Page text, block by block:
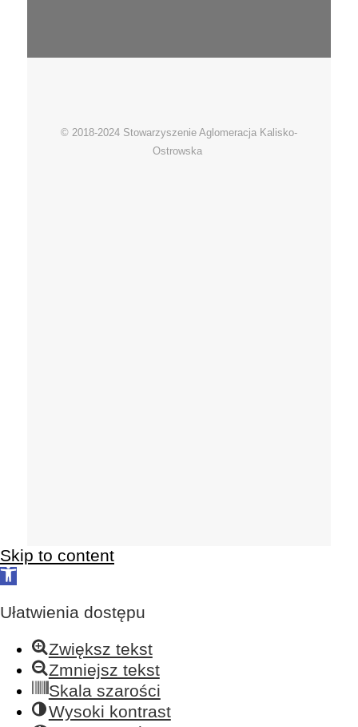
© 2018-2024 Stowarzyszenie Aglomeracja Kalisko-
Ostrowska
Skip to content
Open
Ułatwienia dostępu
Zwiększ tekst
Zmniejsz tekst
Skala szarości
Wysoki kontrast